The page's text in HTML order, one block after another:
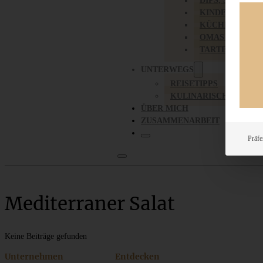
UNTERWEGS
REISETIPPS
KULINARISCH
ÜBER MICH
ZUSAMMENARBEIT
Mediterraner Salat
Keine Beiträge gefunden
Unternehmen Entdecken